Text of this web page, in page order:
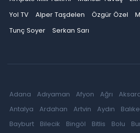
Yol TV
Alper Taşdelen Özgür Özel
Tunç Soyer
Serkan Sarı
Adana Adıyaman Afyon Ağrı
Antalya
Ardahan Artvin Aydın
Bayburt
Bilecik Bingöl Bitlis Bolu